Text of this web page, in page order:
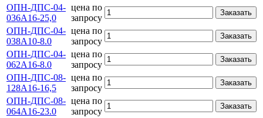
ОПН-ДПС-04-
036А16-25,0
цена по
запросу
Заказать
ОПН-ДПС-04-
038А10-8.0
цена по
запросу
Заказать
ОПН-ДПС-04-
062А16-8.0
цена по
запросу
Заказать
ОПН-ДПС-08-
128А16-16,5
цена по
запросу
Заказать
ОПН-ДПС-08-
064А16-23.0
цена по
запросу
Заказать